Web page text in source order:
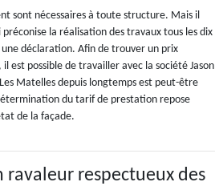
sont nécessaires à toute structure. Mais il
la réalisation des travaux tous les dix
déclaration. Afin de trouver un prix
est possible de travailler avec la société Jason
Matelles depuis longtemps est peut-être
du tarif de prestation repose
de la façade.
ravaleur respectueux des